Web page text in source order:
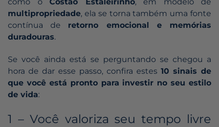
como o Costao Estaleirinho, em modelo de
multipropriedade, ela se torna também uma fonte
contínua de retorno emocional e memórias
duradouras.
Se você ainda está se perguntando se chegou a
hora de dar esse passo, confira estes 10 sinais de
que você está pronto para investir no seu estilo
de vida:
1 – Você valoriza seu tempo livre